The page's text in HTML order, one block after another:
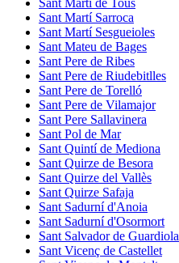
Sant Martí Sarroca
Sant Martí Sesgueioles
Sant Mateu de Bages
Sant Pere de Ribes
Sant Pere de Riudebitlles
Sant Pere de Torelló
Sant Pere de Vilamajor
Sant Pere Sallavinera
Sant Pol de Mar
Sant Quintí de Mediona
Sant Quirze de Besora
Sant Quirze del Vallès
Sant Quirze Safaja
Sant Sadurní d'Anoia
Sant Sadurní d'Osormort
Sant Salvador de Guardiola
Sant Vicenç de Castellet